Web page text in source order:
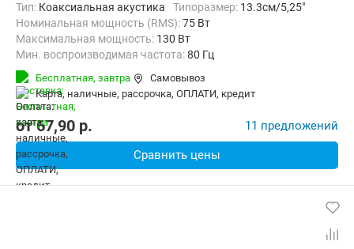
тип: Коаксиальная акустика Типоразмер: 13.3см/5,25"
Номинальная мощность (RMS):75 Вт
Максимальная мощность: 130 Вт
Мин. воспроизводимая частота:80 Гц
Макс. воспроизводимая частота:
Бесплатная, завтра
Самовывоз
карта, наличные, рассрочка, ОПЛАТИ, кредит
от67,90 p. 11 предложений
Сравнить цены